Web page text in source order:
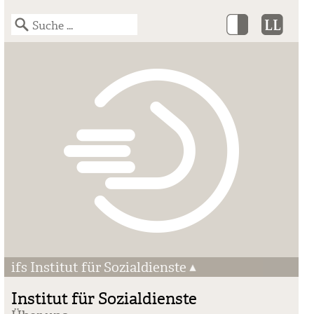
ifs Institut für Sozialdienste
Institut für Sozialdienste